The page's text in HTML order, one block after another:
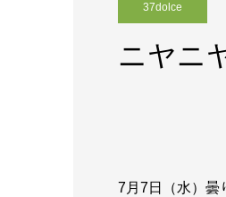
37dolce
ニヤニ
7月7 日（水）曇